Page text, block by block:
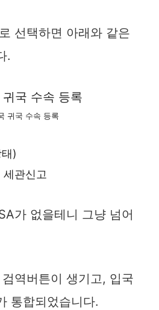
선택하면 아래와 같은
.
귀국 수속 등록
)
세관신고
가 없을테니 그냥 넘어
역버튼이 생기고, 입국
통합되었습니다.